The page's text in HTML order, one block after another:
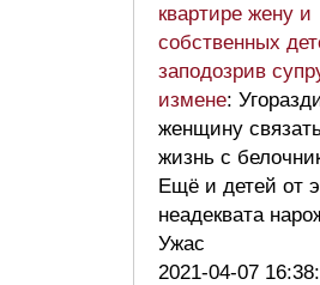
квартире жену и
собственных
заподозрив
измене:
женщину
жизнь с
Ещё и детей от
неадеквата
Ужас
2021-04-07